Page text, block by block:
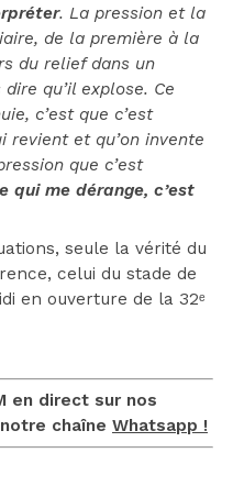
. La pression et la
de la première à la
du relief dans un
qu’il explose. Ce
c’est que c’est
revient et qu’on invente
que c’est
qui me dérange, c’est
seule la vérité du
celui du stade de
en ouverture de la 32ᵉ
en direct sur nos
chaîne Whatsapp !